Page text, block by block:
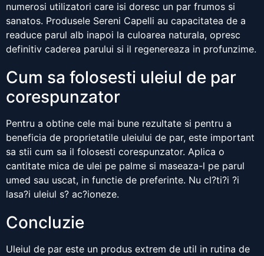
numerosi utilizatori care isi doresc un par frumos si
sanatos. Produsele Sereni Capelli au capacitatea de a
readuce parul alb inapoi la culoarea naturala, opresc
definitiv caderea parului si il regenereaza in profunzime.
Cum sa folosesti uleiul de par
corespunzator
Pentru a obtine cele mai bune rezultate si pentru a
beneficia de proprietatile uleiului de par, este important
sa stii cum sa il folosesti corespunzator. Aplica o
cantitate mica de ulei pe palme si maseaza-l pe parul
umed sau uscat, in functie de preferinte. Nu cl?ti?i ?i
lasa?i uleiul s? ac?ioneze.
Concluzie
Uleiul de par este un produs extrem de util in rutina de